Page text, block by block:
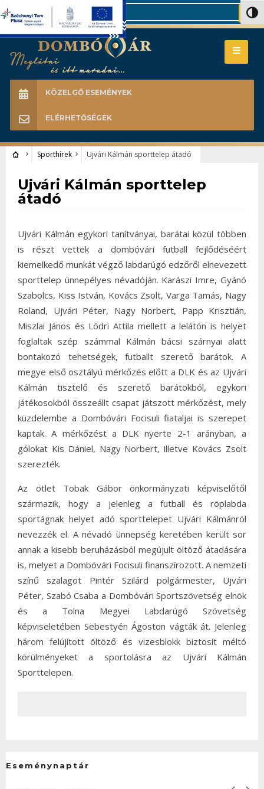
Search
KÖZELGŐ ESEMÉNYEK
ELÉRHETŐSÉGEK
Sporthírek Ujvári Kálmán sporttelep átadó
Ujvári Kálmán sporttelep
átadó
Ujvári Kálmán egykori tanítványai, barátai közül többen
is részt vettek a dombóvári futball fejlődéséért
kiemelkedő munkát végző labdarúgó edzőről elnevezett
sporttelep ünnepélyes névadóján. Karászi Imre, Gyánó
Szabolcs, Kiss István, Kovács Zsolt, Varga Tamás, Nagy
Roland, Ujvári Péter, Nagy Norbert, Papp Krisztián,
Miszlai János és Lódri Attila mellett a lelátón is helyet
foglaltak szép számmal Kálmán bácsi szárnyai alatt
bontakozó tehetségek, futballt szerető barátok. A
megye első osztályú mérkőzés előtt a DLK és az Ujvári
Kálmán tisztelő és szerető barátokból, egykori
játékosokból összeállt csapat játszott mérkőzést, mely
küzdelembe a Dombóvári Focisuli fiataljai is szerepet
kaptak. A mérkőzést a DLK nyerte 2-1 arányban, a
gólokat Kis Dániel, Nagy Norbert, illetve Kovács Zsolt
szerezték.
Az ötlet Tobak Gábor önkormányzati képviselőtől
származik, hogy a jelenleg a futball és röplabda
sportágnak helyet adó sporttelepet Ujvári Kálmánról
nevezzék el. A névadó ünnepség keretében került sor
annak a kisebb beruházásból megújult öltöző átadására
is, melyet a Dombóvári Focisuli finanszírozott. A nemzeti
színű szalagot Pintér Szilárd polgármester, Ujvári
Péter, Szabó Csaba a Dombóvári Sportszövetség elnök
és a Tolna Megyei Labdarúgó Szövetség
képviseletében Sebestyén Ágoston vágták át. Jelenleg
három felújított öltöző és vizesblokk biztosít méltó
körülményeket a sportolásra az Ujvári Kálmán
Sporttelepen.
Eseménynaptár